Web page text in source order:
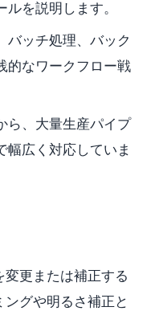
を説明します。
バッチ処理、バック
的なワークフロー戦
ら、大量生産パイプ
幅広く対応していま
更または補正する
グや明るさ補正と